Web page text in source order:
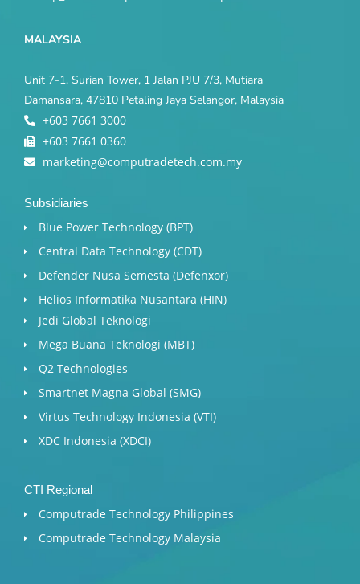
MALAYSIA
Unit 7-1, Surian Tower, 1 Jalan PJU 7/3, Mutiara
Damansara, 47810 Petaling Jaya Selangor, Malaysia
+603 7661 3000
+603 7661 0360
marketing@computradetech.com.my
Subsidiaries
Blue Power Technology (BPT)​
Central Data Technology (CDT)
Defender Nusa Semesta (Defenxor)
Helios Informatika Nusantara (HIN)
Jedi Global Teknologi
Mega Buana Teknologi (MBT)
Q2 Technologies
Smartnet Magna Global (SMG)
Virtus Technology Indonesia (VTI)
XDC Indonesia (XDCI)
CTI Regional
Computrade Technology Philippines
Computrade Technology Malaysia